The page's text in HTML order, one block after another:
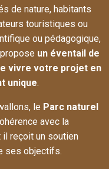
de nature, habitants
touristiques ou
ou pédagogique,
un éventail de
vivre votre projet en
unique.
le Parc naturel
avec la
il reçoit un soutien
ses objectifs.